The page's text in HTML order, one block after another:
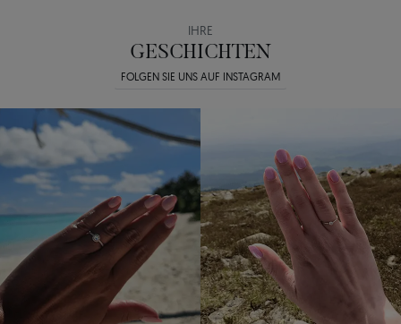
IHRE
GESCHICHTEN
FOLGEN SIE UNS AUF INSTAGRAM